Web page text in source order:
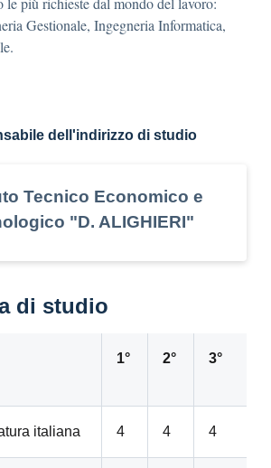
Gestionale, Ingegneria Informatica,
dell'indirizzo di studio
Tecnico Economico e
"D. ALIGHIERI"
di studio
1° 2° 3°
italiana 4 4 4